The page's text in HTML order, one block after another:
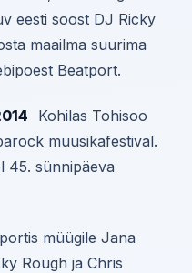
eesti soost DJ Ricky
maailma suurima
Beatport.
Kohilas Tohisoo
muusikafestival.
45. sünnipäeva
müügile Jana
Rough ja Chris